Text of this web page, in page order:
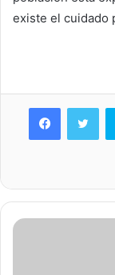
existe el cuidado